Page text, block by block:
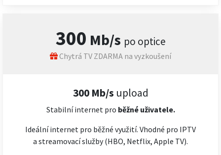
300 Mb/s po optice
Chytrá TV ZDARMA na vyzkoušení
300 Mb/s upload
Stabilní internet pro běžné uživatele.
Ideální internet pro běžné využití. Vhodné pro IPTV
a streamovací služby (HBO, Netflix, Apple TV).